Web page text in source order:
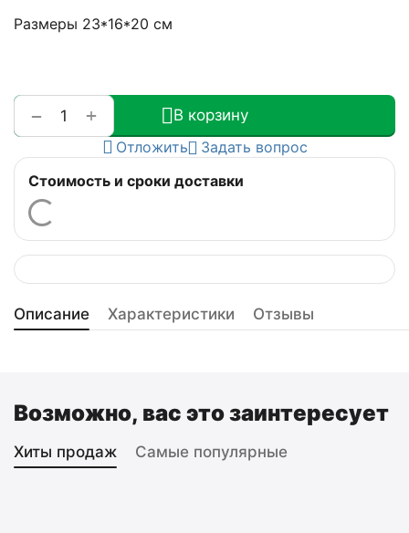
Размеры 23*16*20 см
+
−
В корзину
Отложить
Задать вопрос
Стоимость и сроки доставки
Описание Характеристики Отзывы
Возможно, вас это заинтересует
Хиты продаж Самые популярные